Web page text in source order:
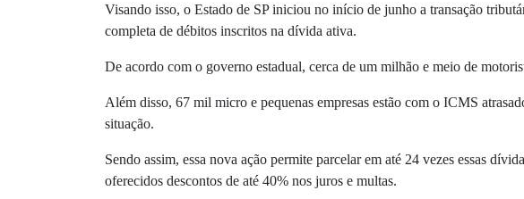
Visando isso, o Estado de SP iniciou no início de junho a transação
completa de débitos inscritos na dívida ativa.
De acordo com o governo estadual, cerca de um milhão e meio de
Além disso, 67 mil micro e pequenas empresas estão com o ICMS
situação.
Sendo assim, essa nova ação permite parcelar em até 24 vezes essas
oferecidos descontos de até 40% nos juros e multas.